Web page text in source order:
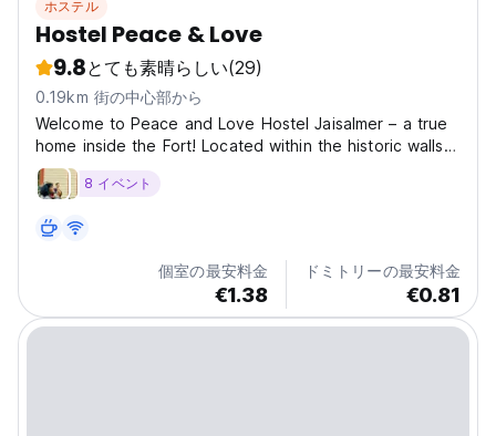
ホステル
Hostel Peace & Love
9.8とても素晴らしい(29)
0.19km 街の中心部から
Welcome to Peace and Love Hostel Jaisalmer – a true
home inside the Fort! Located within the historic walls
of Jaisalmer Fort, our hostel offers you a chance to
experience the rich culture and breathtaking views of
8 イベント
個室の最安料金
€1.38
ドミトリーの最安料金
€0.81